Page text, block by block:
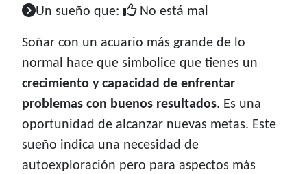
Un sueño que: No está mal
Soñar con un acuario más grande de lo
normal hace que simbolice que tienes un
crecimiento y capacidad de enfrentar
problemas con buenos resultados. Es una
oportunidad de alcanzar nuevas metas. Este
sueño indica una necesidad de
autoexploración pero para aspectos más